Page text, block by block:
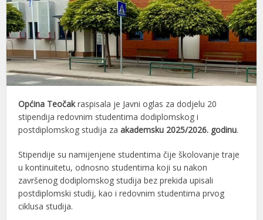
Općina Teočakraspisala je Javni oglas za dodjelu 20
stipendija redovnim studentima dodiplomskog i
postdiplomskog studija zaakademsku 2025/2026. godinu.
Stipendije su namijenjene studentima čije školovanje traje
u kontinuitetu, odnosno studentima koji su nakon
završenog dodiplomskog studija bez prekida upisali
postdiplomski studij, kao i redovnim studentima prvog
ciklusa studija.